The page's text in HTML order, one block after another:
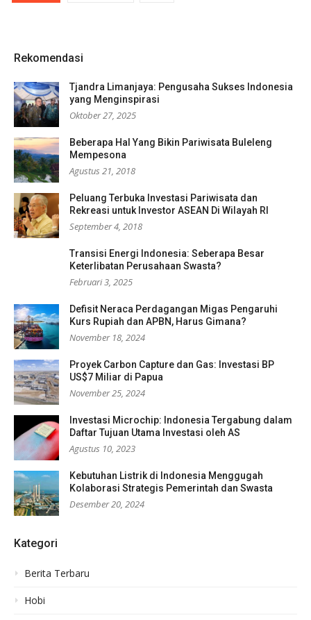
Rekomendasi
Tjandra Limanjaya: Pengusaha Sukses Indonesia
yang Menginspirasi
Oktober 27, 2025
Beberapa Hal Yang Bikin Pariwisata Buleleng
Mempesona
Agustus 21, 2018
Peluang Terbuka Investasi Pariwisata dan
Rekreasi untuk Investor ASEAN Di Wilayah RI
September 4, 2018
Transisi Energi Indonesia: Seberapa Besar
Keterlibatan Perusahaan Swasta?
Februari 3, 2025
Defisit Neraca Perdagangan Migas Pengaruhi
Kurs Rupiah dan APBN, Harus Gimana?
November 18, 2024
Proyek Carbon Capture dan Gas: Investasi BP
US$7 Miliar di Papua
November 25, 2024
Investasi Microchip: Indonesia Tergabung dalam
Daftar Tujuan Utama Investasi oleh AS
Agustus 10, 2023
Kebutuhan Listrik di Indonesia Menggugah
Kolaborasi Strategis Pemerintah dan Swasta
Desember 20, 2024
Kategori
Berita Terbaru
Hobi